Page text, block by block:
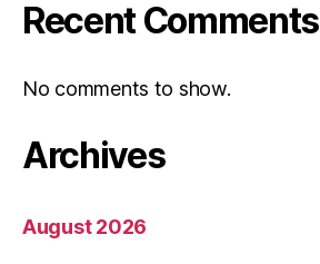
Recent Comments
No comments to show.
Archives
August 2026